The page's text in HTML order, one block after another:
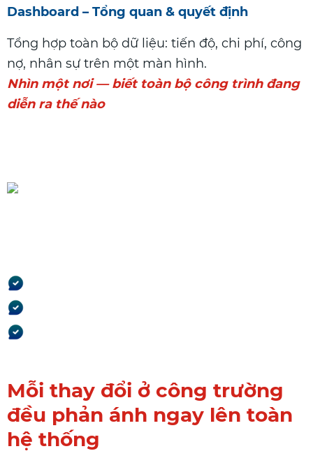
Dashboard – Tổng quan & quyết định
Tổng hợp toàn bộ dữ liệu: tiến độ, chi phí, công
nợ, nhân sự trên một màn hình.
Nhìn một nơi — biết toàn bộ công trình đang
diễn ra thế nào
Mỗi thay đổi ở công trường
đều phản ánh ngay lên toàn
hệ thống